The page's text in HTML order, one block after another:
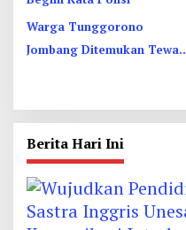
Warga Tunggorono
Jombang Ditemukan Tewas
Berita Hari Ini